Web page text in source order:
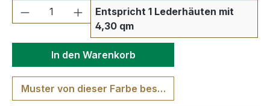
Produkt Anzahl: Gib den
Entspricht 1 Lederhäuten mit
4,30 qm
In den Warenkorb
Muster von dieser Farbe bestellen